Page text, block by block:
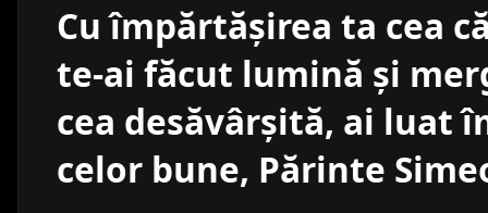
Cu împărtăşirea ta cea
te-ai făcut lumină şi
cea desăvârşită, ai luat
celor bune, Părinte